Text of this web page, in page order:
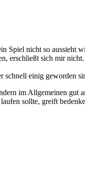
nicht so aussieht
erschließt sich mir
einig geworden
im Allgemeinen gut
sollte, greift